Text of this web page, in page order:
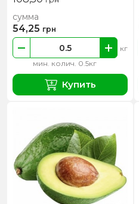
мин. колич. 0.5кг
кг
сумма
54,25 грн
Купить